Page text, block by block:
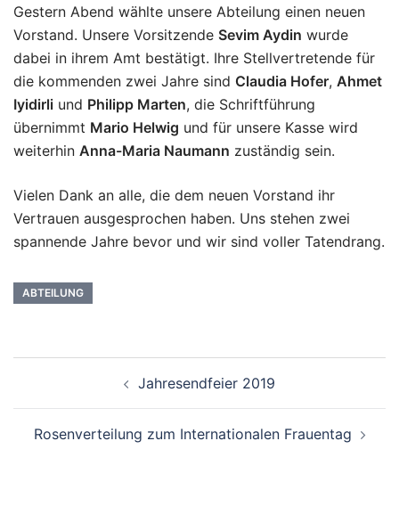
Gestern Abend wählte unsere Abteilung einen neuen
Vorstand. Unsere Vorsitzende Sevim Aydin wurde
dabei in ihrem Amt bestätigt. Ihre Stellvertretende für
die kommenden zwei Jahre sind Claudia Hofer, Ahmet
Iyidirli und Philipp Marten, die Schriftführung
übernimmt Mario Helwig und für unsere Kasse wird
weiterhin Anna-Maria Naumann zuständig sein.
Vielen Dank an alle, die dem neuen Vorstand ihr
Vertrauen ausgesprochen haben. Uns stehen zwei
spannende Jahre bevor und wir sind voller Tatendrang.
ABTEILUNG
Jahresendfeier 2019
Rosenverteilung zum Internationalen Frauentag